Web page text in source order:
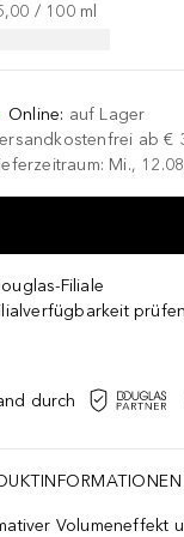
/ 100 ml
Online: auf Lager
ab €
Mi.,
Filiale
prüfen
durch
Volumeneffekt